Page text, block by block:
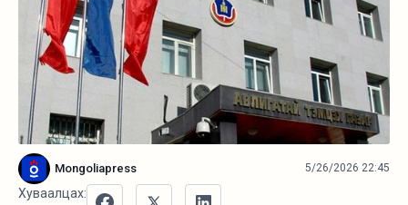
Mongoliapress 5/26/2026 22:45
Хуваалцах: